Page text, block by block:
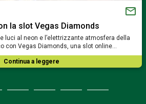
la slot Vegas Diamonds
luci al neon e l’elettrizzante atmosfera della
con Vegas Diamonds, una slot online…
Continua a leggere